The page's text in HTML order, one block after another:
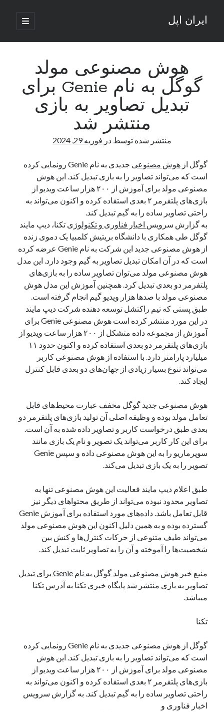
ایران اپل
باز
کردن
اصلی
نوار
نوشته‌های تازه
راه‌های اتصال موبایل و کامپیوتر به یکدیگر: تجربه‌ای یکپارچه و کاربردی
انتقاد کاربران از اتمام زودهنگام بسته‌های اینترنت ایرانسل همزمان با شرایط
ادعای نت‌بلاکس: قطعی اینترنت ایران بیش از 120 ساعت ادامه یافت؛ اتصال
قطعی اینترنت در ایران از مرز 48 ساعت گذشت!
گوشی HMD Luma با دوربین 50 مگاپیکسل و نمایشگر 120 هرتز رونمایی شد
آخرین دیدگاه‌ها
یک نویسنده دیدگاه وردپرس درتعمیرات تخصصی فیس آیدی
بایگانی‌ها
مارس 2026
فوریه 2026
ژانویه 2026
دسامبر 2025
نوامبر 2025
آگوست 2025
جولای 2025
ژوئن 2025
می 2025
مارس 2025
فوریه 2025
ژانویه 2025
دسامبر 2024
نوامبر 2024
اکتبر 2024
آگوست 2024
جولای 2024
ژوئن 2024
آوریل 2024
ژانویه 2024
دسامبر 2023
نوامبر 2023
آگوست 2023
جولای 2023
دسته‌ها
هوش مصنوعی مولد
گوگل به نام Genie برای
تبدیل تصاویر به بازی
منتشر شد
منتشر شده توسط در فوریه 29, 2024
گوگل ازهوش مصنوعی
جدیدی به نام Genie رونمایی کرده
است که می‌تواند تصاویر را به بازی تبدیل کند. این هوش
مصنوعی مولد برای آموزش از ۲۰۰ هزار ساعت ویدیو از
بازی‌های پلتفرمر ۲ بعدی استفاده کرده و اکنون می‌تواند به
راحتی تصاویر ساده را به گیم تبدیل کند.
به گزارش سرویس اخبار فناوری و تکنولوژی تکنا، دیپ مایند
گوگل طی همکاری با دانشگاه بریتیش کلمبیا یک دموی زنده
از هوش مصنوعی جدید این شرکت به نام Genie عرضه کرده
است که در آن امکان تبدیل تصاویر به گیم وجود دارد. این مدل
هوش مصنوعی مولد می‌توان تصاویر ساده را به بازی‌های
پلتفرمر دو بعدی تبدیل کرد. همچنین آموزش این مدل هوش
مصنوعی مولد با صدها هزار ویدیو گیم انجام گرفته است.
طبق پستی که تیم راکتشل توسعه دهنده شرکت دیپ مایند
در این مورد منتشر کرده است هوش مصنوعی Genie برای
آموزش از مجموعه داده متشکل از ۲۰۰ هزار ساعت ویدیو از
بازی‌های پلتفرمر دو بعدی استفاده کرده و اکنون حدود ۱۱
میلیارد پارامتر دارد. با استفاده از هوش مصنوعی کاربر
می‌تواند تنوع بسیار زیادی از جهان‌های دو بعدی قابل کنترل
ایجاد کند.
هوش مصنوعی جدید گوگل مخفف عبارت محیط‌های قابل
تعامل مولد بوده و وظیفه اصلی آن تولید بازی‌های پلتفرمر دو
بعدی طبق درخواست کاربر و تصاویر داده شده به آن است.
برای این کار کاربر می‌تواند یک تصویر و نام یک بازی مانند
سوپرماریو را به این هوش مصنوعی داده و سپس Genie
تصویر را به یک بازی تبدیل می‌کند.
طبق اعلام دیپ مایند فعالیت این هوش مصنوعی تنها به
تصاویر محدود نبوده می‌تواند از طریق محتواهای دیگر نیز
قابل تعامل باشد. داده‌های مورد استفاده برای آموزش Genie
گسترده بوده و به همین دلیل اکنون این هوش مصنوعی مولد
می‌تواند طیف متنوعی از حرکات کنترل‌ها و کنش بین
شخصیت‌ها را آموخته و آن را به تصاویر ثابت تبدیل کند.
منبع خبر
هوش مصنوعی مولد گوگل به نام Genie برای تبدیل
تصاویر به بازی منتشر شد پایگاه خبری تکنا به آدرستکنا
میباشد.
تکنا
گوگل از هوش مصنوعی جدیدی به نام Genie رونمایی کرده
است که می‌تواند تصاویر را به بازی تبدیل کند. این هوش
مصنوعی مولد برای آموزش از ۲۰۰ هزار ساعت ویدیو از
بازی‌های پلتفرمر ۲ بعدی استفاده کرده و اکنون می‌تواند به
راحتی تصاویر ساده را به گیم تبدیل کند. به گزارش سرویس
اخبار فناوری و